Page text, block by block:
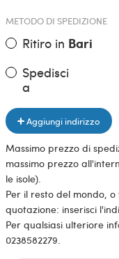
METODO DI SPEDIZIONE
Ritiro in Bari
Spedisci
a
Aggiungi indirizzo
Massimo prezzo di
massimo prezzo
le isole).
Per il resto del mondo,
quotazione: inserisci
Per qualsiasi ulteriore
0238582279.